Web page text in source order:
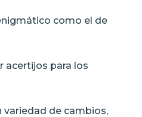
como el de
acertijos para los
variedad de cambios,